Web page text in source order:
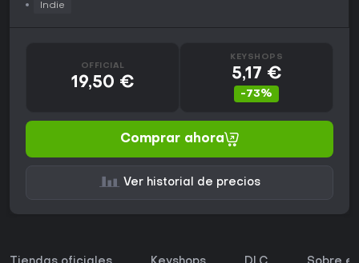
Indie
OFFICIAL
19,50 €
KEYSHOPS
5,17 €
-73%
Comprar ahora
Ver historial de precios